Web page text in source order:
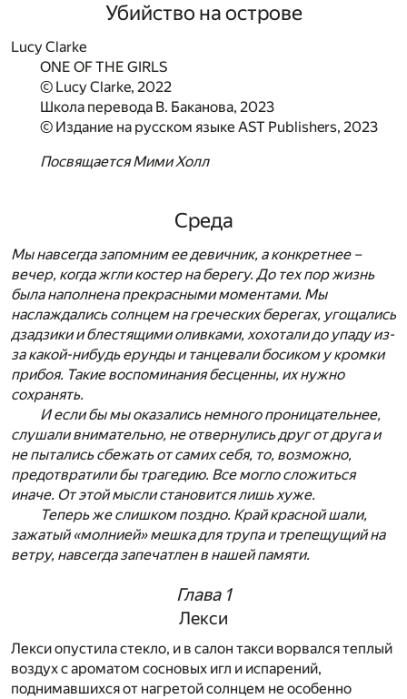
Убийство на острове
Lucy Clarke
ONE OF THE GIRLS
© Lucy Clarke, 2022
Школа перевода В. Баканова, 2023
© Издание на русском языке AST Publishers, 2023
Посвящается Мими Холл
Среда
Мы навсегда запомним ее девичник, а конкретнее –
вечер, когда жгли костер на берегу. До тех пор жизнь
была наполнена прекрасными моментами. Мы
наслаждались солнцем на греческих берегах, угощались
дзадзики и блестящими оливками, хохотали до упаду из-
за какой-нибудь ерунды и танцевали босиком у кромки
прибоя. Такие воспоминания бесценны, их нужно
сохранять.
И если бы мы оказались немного проницательнее,
слушали внимательно, не отвернулись друг от друга и
не пытались сбежать от самих себя, то, возможно,
предотвратили бы трагедию. Все могло сложиться
иначе. От этой мысли становится лишь хуже.
Теперь же слишком поздно. Край красной шали,
зажатый «молнией» мешка для трупа и трепещущий на
ветру, навсегда запечатлен в нашей памяти.
Глава 1
Лекси
Лекси опустила стекло, и в салон такси ворвался теплый
воздух с ароматом сосновых игл и испарений,
поднимавшихся от нагретой солнцем не особенно